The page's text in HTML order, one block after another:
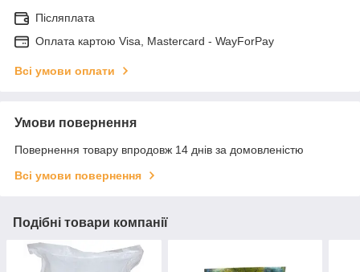
Післяплата
Оплата картою Visa, Mastercard - WayForPay
Всі умови оплати
Умови повернення
Повернення товару впродовж 14 днів за домовленістю
Всі умови повернення
Подібні товари компанії